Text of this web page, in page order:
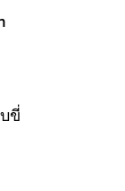
ขี่